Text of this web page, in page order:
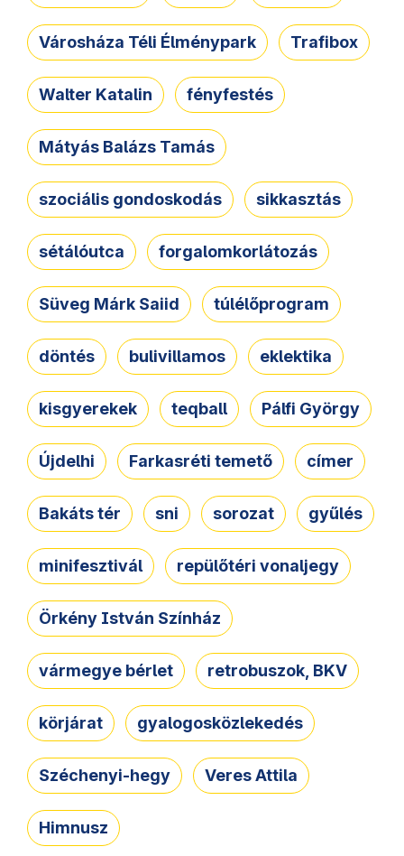
Városháza Téli Élménypark Trafibox
Walter Katalin fényfestés
Mátyás Balázs Tamás
szociális gondoskodás sikkasztás
sétálóutca forgalomkorlátozás
Süveg Márk Saiid túlélőprogram
döntés bulivillamos eklektika
kisgyerekek teqball Pálfi György
Újdelhi Farkasréti temető címer
Bakáts tér sni sorozat gyűlés
minifesztivál repülőtéri vonaljegy
Örkény István Színház
vármegye bérlet retrobuszok, BKV
körjárat gyalogosközlekedés
Széchenyi-hegy Veres Attila
Himnusz